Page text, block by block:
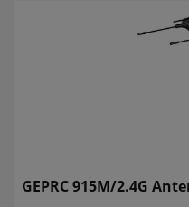
GEPRC 915M/2.4G